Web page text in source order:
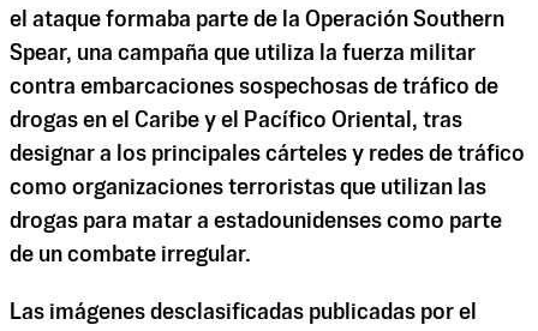
el ataque formaba parte de la Operación Southern
Spear, una campaña que utiliza la fuerza militar
contra embarcaciones sospechosas de tráfico de
drogas en el Caribe y el Pacífico Oriental, tras
designar a los principales cárteles y redes de tráfico
como organizaciones terroristas que utilizan las
drogas para matar a estadounidenses como parte
de un combate irregular.
Las imágenes desclasificadas publicadas por el